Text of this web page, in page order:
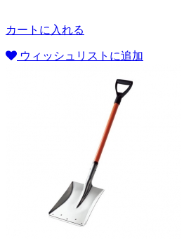
カートに入れる
ウィッシュリストに追加